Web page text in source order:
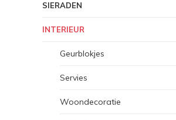
SIERADEN
INTERIEUR
Geurblokjes
Servies
Woondecoratie